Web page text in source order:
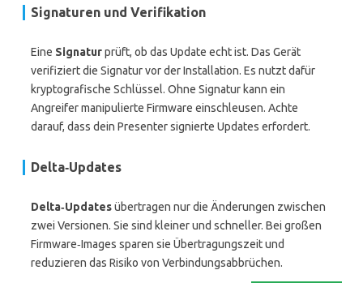
Signaturen und Verifikation
Eine Signaturprüft, ob das Update echt ist. Das Gerät
verifiziert die Signatur vor der Installation. Es nutzt dafür
kryptografische Schlüssel. Ohne Signatur kann ein
Angreifer manipulierte Firmware einschleusen. Achte
darauf, dass dein Presenter signierte Updates erfordert.
Delta‑Updates
Delta‑Updatesübertragen nur die Änderungen zwischen
zwei Versionen. Sie sind kleiner und schneller. Bei großen
Firmware‑Images sparen sie Übertragungszeit und
reduzieren das Risiko von Verbindungsabbrüchen.